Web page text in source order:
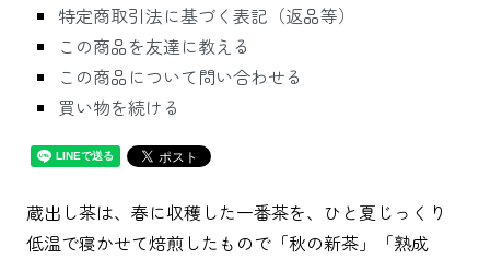
特定商取引法に基づく表記（返品等）
この商品を友達に教える
この商品について問い合わせる
買い物を続ける
蔵出し茶は、春に収穫した一番茶を、ひと夏じっくり
低温で寝かせて焙煎したもので「秋の新茶」「熟成